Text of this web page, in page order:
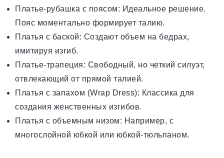
Платье-рубашка с поясом: Идеальное решение.
Пояс моментально формирует талию.
Платья с баской: Создают объем на бедрах,
имитируя изгиб.
Платье-трапеция: Свободный, но четкий силуэт,
отвлекающий от прямой талией.
Платья с запахом (Wrap Dress): Классика для
создания женственных изгибов.
Платья с объемным низом: Например, с
многослойной юбкой или юбкой-тюльпаном.